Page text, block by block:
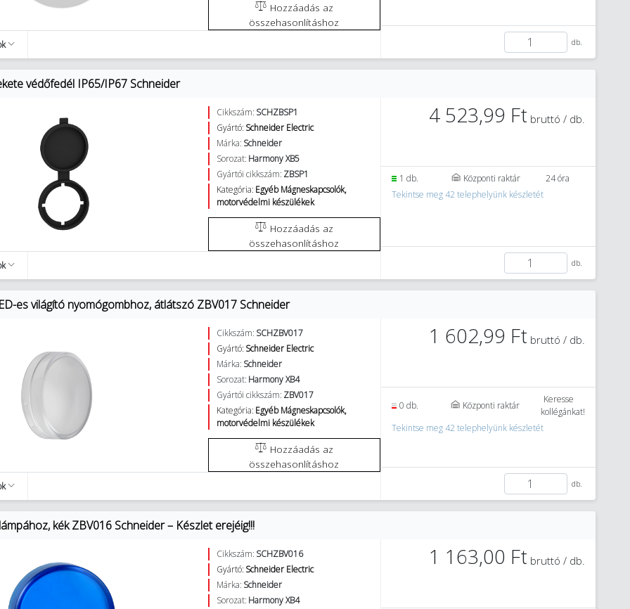
összehasonlításhoz
db.
védőfedél IP65/IP67 Schneider
Cikkszám: SCHZBSP1
Gyártó: Schneider Electric
Márka: Schneider
Sorozat: Harmony XB5
Gyártói cikkszám: ZBSP1
Kategória: Egyéb Mágneskapcsolók,
motorvédelmi készülékek
összehasonlításhoz
4 523,99 Ft bruttó / db.
1 db. Központi raktár
24 óra
Tekintse meg 42 telephelyünk készletét
db.
es világító nyomógombhoz, átlátszó ZBV017 Schneider
Cikkszám: SCHZBV017
Gyártó: Schneider Electric
Márka: Schneider
Sorozat: Harmony XB4
Gyártói cikkszám: ZBV017
Kategória: Egyéb Mágneskapcsolók,
motorvédelmi készülékek
összehasonlításhoz
1 602,99 Ft bruttó / db.
0 db. Központi raktár
Keresse
kollégánkat!
Tekintse meg 42 telephelyünk készletét
db.
kék ZBV016 Schneider – Készlet erejéig!!!
Cikkszám: SCHZBV016
Gyártó: Schneider Electric
Márka: Schneider
Sorozat: Harmony XB4
1 163,00 Ft bruttó / db.